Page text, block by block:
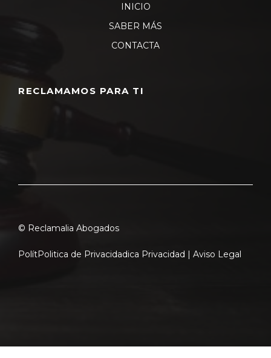
INICIO
SABER MÁS
CONTACTA
RECLAMAMOS PARA TI
© Reclamalia Abogados
PolítPolitica de Privacidadica Privacidad | Aviso Legal